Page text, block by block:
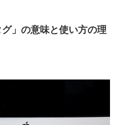
」の意味と使い方の理